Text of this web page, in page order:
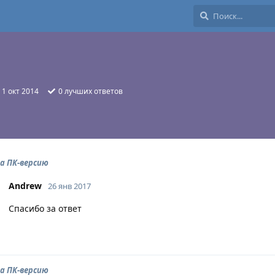
1 окт 2014 0лучших ответов
ПК-версию
Andrew 26 янв 2017
Спасибо за ответ
ПК-версию